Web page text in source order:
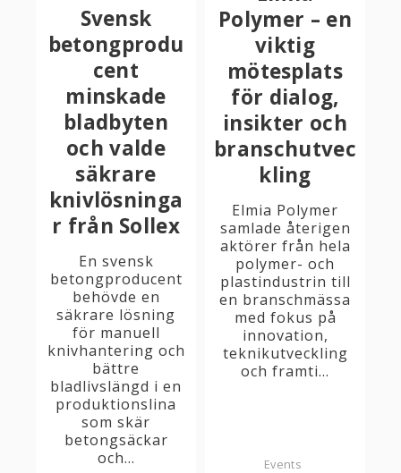
Svensk
betongprodu
cent
minskade
bladbyten
och valde
säkrare
knivlösninga
r från Sollex
En svensk
betongproducent
behövde en
säkrare lösning
för manuell
knivhantering och
bättre
bladlivslängd i en
produktionslina
som skär
betongsäckar
och...
Polymer – en
viktig
mötesplats
för dialog,
insikter och
branschutvec
kling
Elmia Polymer
samlade återigen
aktörer från hela
polymer- och
plastindustrin till
en branschmässa
med fokus på
innovation,
teknikutveckling
och framti...
Events